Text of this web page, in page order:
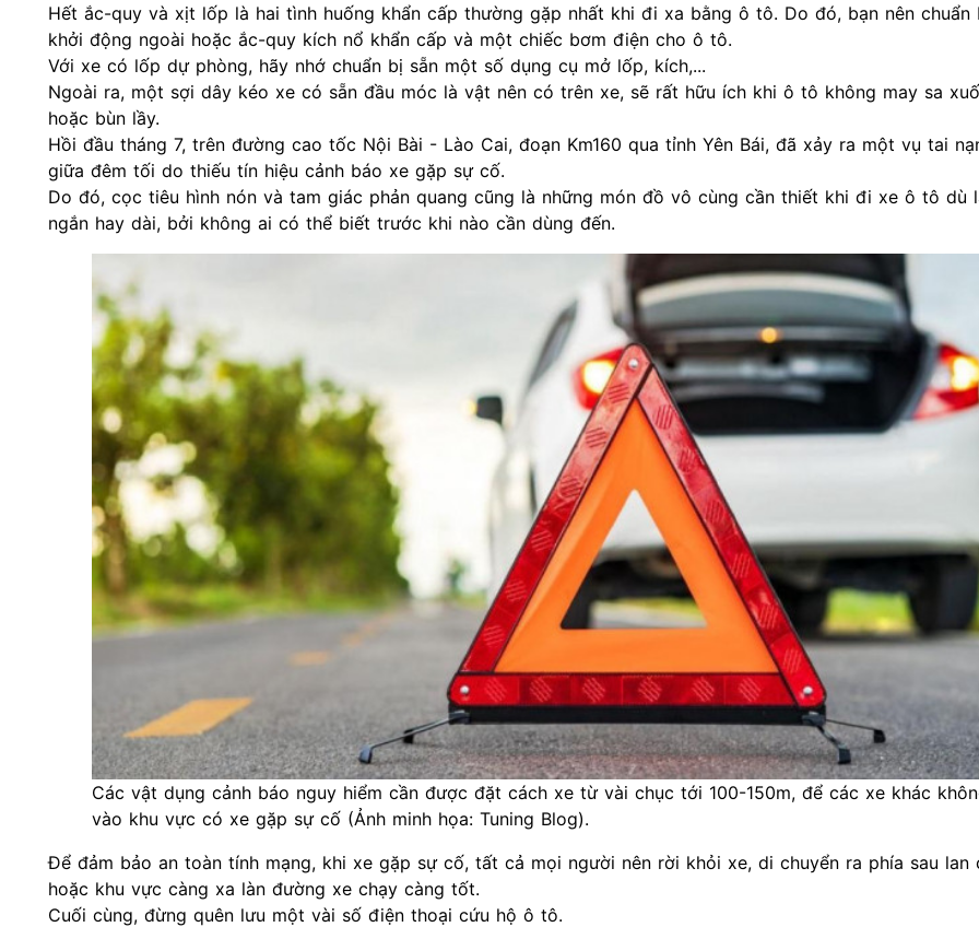
Hết ắc-quy và xịt lốp là hai tình huống khẩn cấp thường gặp nhất khi đi xa bằng ô tô. Do đó, bạn nên chuẩn
khởi động ngoài hoặc ắc-quy kích nổ khẩn cấp và một chiếc bơm điện cho ô tô.
Với xe có lốp dự phòng, hãy nhớ chuẩn bị sẵn một số dụng cụ mở lốp, kích,...
Ngoài ra, một sợi dây kéo xe có sẵn đầu móc là vật nên có trên xe, sẽ rất hữu ích khi ô tô không may sa
hoặc bùn lầy.
Hồi đầu tháng 7, trên đường cao tốc Nội Bài - Lào Cai, đoạn Km160 qua tỉnh Yên Bái, đã xảy ra một vụ tai
giữa đêm tối do thiếu tín hiệu cảnh báo xe gặp sự cố.
Do đó, cọc tiêu hình nón và tam giác phản quang cũng là những món đồ vô cùng cần thiết khi đi xe ô tô dù
ngắn hay dài, bởi không ai có thể biết trước khi nào cần dùng đến.
Các vật dụng cảnh báo nguy hiểm cần được đặt cách xe từ vài chục tới 100-150m, để các xe khác
vào khu vực có xe gặp sự cố (Ảnh minh họa: Tuning Blog).
Để đảm bảo an toàn tính mạng, khi xe gặp sự cố, tất cả mọi người nên rời khỏi xe, di chuyển ra phía sau lan
hoặc khu vực càng xa làn đường xe chạy càng tốt.
Cuối cùng, đừng quên lưu một vài số điện thoại cứu hộ ô tô.